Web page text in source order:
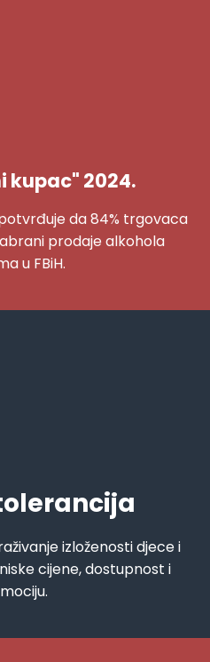
kupac" 2024.
da 84% trgovaca
prodaje alkohola
u FBiH.
izloženosti djece i
cijene, dostupnost i